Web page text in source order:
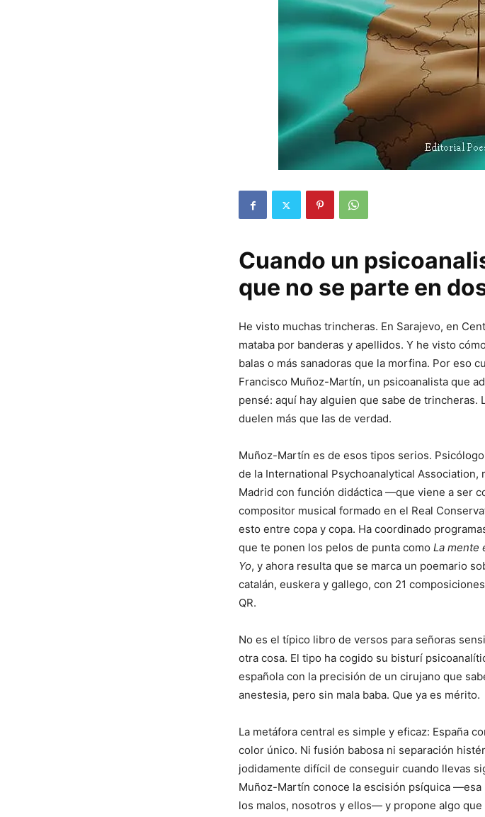
Cuando un
que no se parte en
He visto muchas trincheras. En Sarajevo, en
mataba por banderas y apellidos. Y he visto
balas o más sanadoras que la morfina. Por eso
Francisco Muñoz-Martín, un psicoanalista que
pensé: aquí hay alguien que sabe de trincheras.
duelen más que las de verdad.
Muñoz-Martín es de esos tipos serios.
de la International Psychoanalytical
Madrid con función didáctica —que viene a ser
compositor musical formado en el Real
esto entre copa y copa. Ha coordinado
que te ponen los pelos de punta como La mente
Yo, y ahora resulta que se marca un poemario
catalán, euskera y gallego, con 21
QR.
No es el típico libro de versos para señoras
otra cosa. El tipo ha cogido su bisturí
española con la precisión de un cirujano que
anestesia, pero sin mala baba. Que ya es mérito.
La metáfora central es simple y eficaz: España
color único. Ni fusión babosa ni separación
jodidamente difícil de conseguir cuando llevas
Muñoz-Martín conoce la escisión psíquica
los malos, nosotros y ellos— y propone algo